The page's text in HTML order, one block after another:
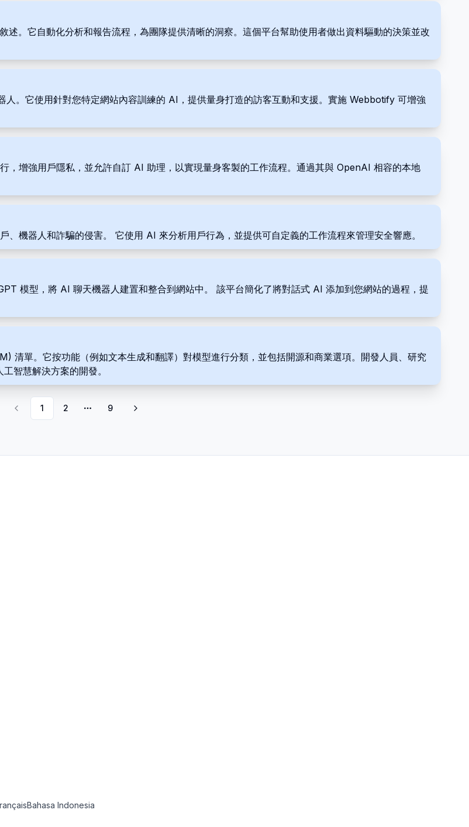
。它自動化分析和報告流程，為團隊提供清晰的洞察。這個平台幫助使用者做出資料驅動的決策並改
。它使用針對您特定網站內容訓練的 AI，提供量身打造的訪客互動和支援。實施 Webbotify 可增強
增強用戶隱私，並允許自訂 AI 助理，以實現量身客製的工作流程。通過其與 OpenAI 相容的本地
機器人和詐騙的侵害。 它使用 AI 來分析用戶行為，並提供可自定義的工作流程來管理安全響應。
模型，將 AI 聊天機器人建置和整合到網站中。 該平台簡化了將對話式 AI 添加到您網站的過程，提
清單。它按功能（例如文本生成和翻譯）對模型進行分類，並包括開源和商業選項。開發人員、研究
智慧解決方案的開發。
1 2
More pages
9
Bahasa Indonesia